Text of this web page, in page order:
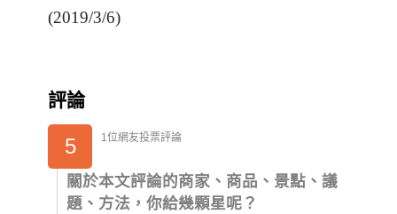
(2019/3/6)
評論
5 1位網友投票評論
關於本文評論的商家、商品、景點、議
題、方法，你給幾顆星呢？